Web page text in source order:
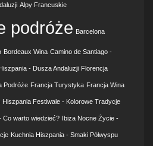
Alpy Francuskie
podróże Barcelona
Bordeaux Wina Camino de Santiago -
- Dusza Andaluzji Florencja
Podróże Francja Turystyka Francja Wina
Hiszpania Festiwale - Kolorowe Tradycje
Co warto wiedzieć? Ibiza Nocne Życie -
Kuchnia Hiszpania - Smaki Półwyspu